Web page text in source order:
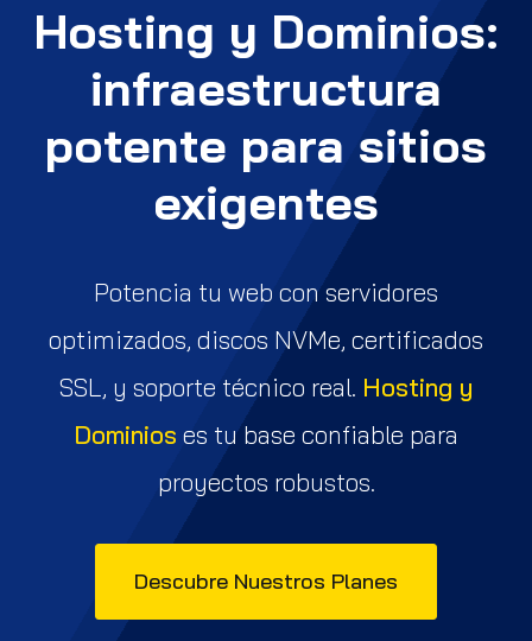
Hosting y Dominios:
infraestructura
potente para sitios
exigentes
Potencia tu web con servidores
optimizados, discos NVMe, certificados
SSL, y soporte técnico real. Hosting y
Dominios es tu base confiable para
proyectos robustos.
Descubre Nuestros Planes